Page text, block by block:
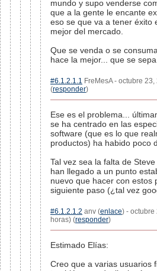
mundo y supo venderse
que a la gente le encante
eso se que va a tener éxito
mejor del mercado.
Que se venda o se
hace la mejor... que se sepa.
#6.1.2.1.1 FreMesA - octubre
(responder)
Ese es el problema...
se ha centrado en las
software (que es lo que
productos) ha habido poco
Tal vez sea la falta de
han llegado a un punto
nuevo que hacer con estos
siguiente paso (¿tal vez
#6.1.2.1.2 anv (enlace) - octubre
horas) (responder)
Estimado Elías:
Creo que a varias usuarios